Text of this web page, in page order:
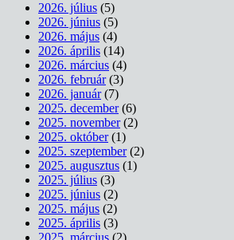
2026. július (5)
2026. június (5)
2026. május (4)
2026. április (14)
2026. március (4)
2026. február(3)
2026. január(7)
2025. december(6)
2025. november(2)
2025. október(1)
2025. szeptember(2)
2025. augusztus (1)
2025. július (3)
2025. június (2)
2025. május (2)
2025. április (3)